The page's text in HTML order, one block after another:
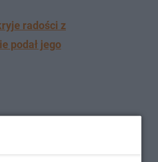
radości z
podał jego